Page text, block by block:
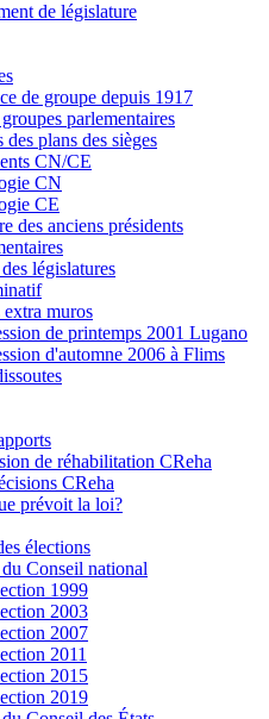
de législature
de groupe depuis 1917
parlementaires
plans des sièges
CN/CE
CN
CE
des anciens présidents
législatures
extra muros
de printemps 2001 Lugano
d'automne 2006 à Flims
de réhabilitation CReha
CReha
prévoit la loi?
élections
Conseil national
1999
2003
2007
2011
2015
2019